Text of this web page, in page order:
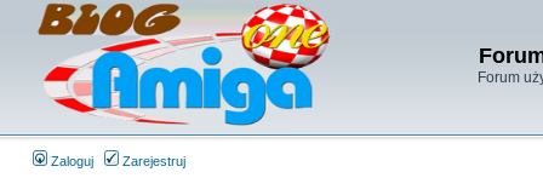
Forum
Zaloguj Zarejestruj